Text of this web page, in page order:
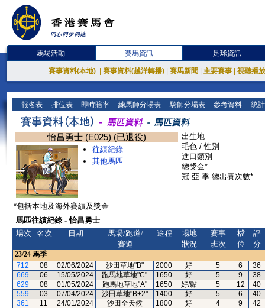
馬場活動 賽馬資訊 足球資訊
賽事資料(本地) 賽事資料(越洋轉播) 賽馬新聞 主要賽事 視聽播
報名表 排位表 即時賠率 練馬師分場表 騎師分場表 參考資料 統
怡昌勇士 (E025) (已退役)
往績紀錄
其他馬匹
出生地
毛色 / 性別
進口類別
總獎金*
冠-亞-季-總出賽次數*
*包括本地及海外賽績及獎金
馬匹往績紀錄 - 怡昌勇士
場次
名次 日期
馬場/跑道/
賽道
途程
場地
狀況
賽事
班次
檔
位
評
分
23/24 馬季
712
08 02/06/2024 沙田草地"B" 2000 好 5 6
36
669
06 15/05/2024 跑馬地草地"C" 1650 好 5 9
38
629
08 01/05/2024 跑馬地草地"A" 1650 好/黏 5 12
40
559
03 07/04/2024 沙田草地"B+2" 1400 好 5 6
40
361
11 24/01/2024 沙田全天候 1800 好 4 9
42